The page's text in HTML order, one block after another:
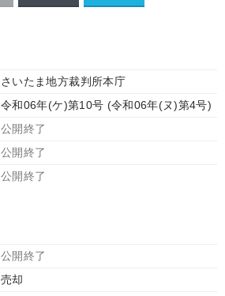
さいたま地方裁判所本庁
令和06年(ケ)第10号 (令和06年(ヌ)第4号)
公開終了
公開終了
公開終了
公開終了
売却